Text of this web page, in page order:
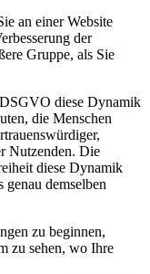
an einer Website
der
Gruppe, als Sie
diese Dynamik
die Menschen
Nutzenden. Die
diese Dynamik
demselben
zu beginnen,
zu sehen, wo Ihre